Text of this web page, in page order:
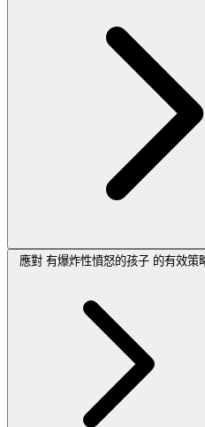
應對 有爆炸性憤怒的孩子 的有效策